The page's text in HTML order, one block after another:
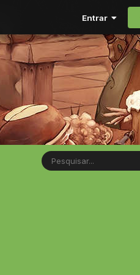
Entrar